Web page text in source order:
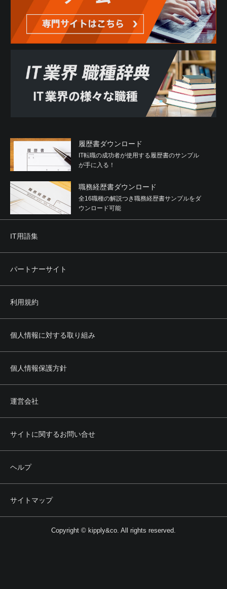
履歴書ダウンロード
IT転職の成功者が使用する履歴書のサンプル
が手に入る！
職務経歴書ダウンロード
全16職種の解説つき職務経歴書サンプルをダ
ウンロード可能
IT用語集
パートナーサイト
利用規約
個人情報に対する取り組み
個人情報保護方針
運営会社
サイトに関するお問い合せ
ヘルプ
サイトマップ
Copyright © kipply&co. All rights reserved.